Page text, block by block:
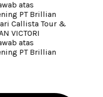
atas
PT Brillian
Callista Tour &
VICTORI
atas
PT Brillian